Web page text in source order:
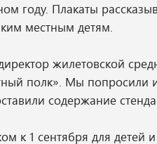
году. Плакаты
местным детям.
жилетовской
полк». Мы попросили
содержание
к 1 сентября для детей